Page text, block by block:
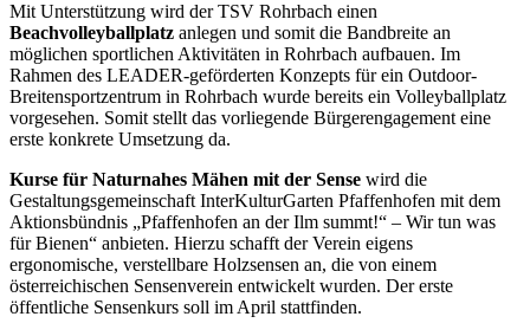
Mit Unterstützung wird der TSV Rohrbach einen
Beachvolleyballplatz anlegen und somit die Bandbreite an
möglichen sportlichen Aktivitäten in Rohrbach aufbauen. Im
Rahmen des LEADER-geförderten Konzepts für ein Outdoor-
Breitensportzentrum in Rohrbach wurde bereits ein Volleyballplatz
vorgesehen. Somit stellt das vorliegende Bürgerengagement eine
erste konkrete Umsetzung da.
Kurse für Naturnahes Mähen mit der Sense wird die
Gestaltungsgemeinschaft InterKulturGarten Pfaffenhofen mit dem
Aktionsbündnis „Pfaffenhofen an der Ilm summt!“ – Wir tun was
für Bienen“ anbieten. Hierzu schafft der Verein eigens
ergonomische, verstellbare Holzsensen an, die von einem
österreichischen Sensenverein entwickelt wurden. Der erste
öffentliche Sensenkurs soll im April stattfinden.